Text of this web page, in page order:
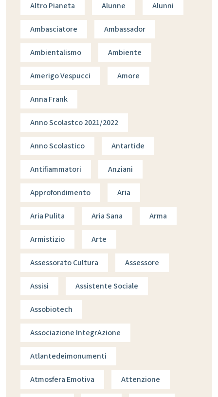
Altro Pianeta Alunne Alunni
Ambasciatore Ambassador
Ambientalismo Ambiente
Amerigo Vespucci Amore
Anna Frank
Anno Scolastco 2021/2022
Anno Scolastico Antartide
Antifiammatori Anziani
Approfondimento Aria
Aria Pulita Aria Sana Arma
Armistizio Arte
Assessorato Cultura Assessore
Assisi Assistente Sociale
Assobiotech
Associazione IntegrAzione
Atlantedeimonumenti
Atmosfera Emotiva Attenzione